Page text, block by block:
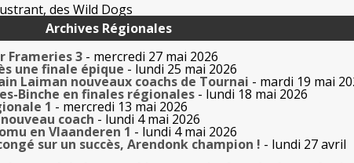
des Wild Dogs
Archives Régionales
Frameries 3 - mercredi 27 mai 2026
une finale épique - lundi 25 mai 2026
Laiman nouveaux coachs de Tournai - mardi 19 mai
Binche en finales régionales - lundi 18 mai 2026
1 - mercredi 13 mai 2026
coach - lundi 4 mai 2026
en Vlaanderen 1 - lundi 4 mai 2026
sur un succès, Arendonk champion ! - lundi 27 avril